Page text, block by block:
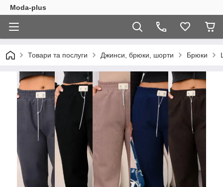
Moda-plus
Товари та послуги Джинси, брюки, шорти Брюки